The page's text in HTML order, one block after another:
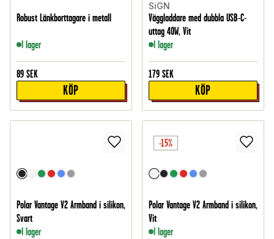
Robust Länkborttagare i metall
I lager
89 SEK
KÖP
SiGN
Väggladdare med dubbla USB-C-
uttag 40W, Vit
I lager
179 SEK
KÖP
Polar Vantage V2 Armband i silikon,
Svart
I lager
-15%
Polar Vantage V2 Armband i silikon,
Vit
I lager